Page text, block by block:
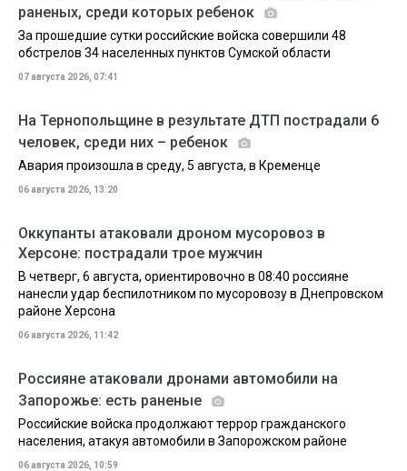
раненых, среди которых ребенок
За прошедшие сутки российские войска совершили 48
обстрелов 34 населенных пунктов Сумской области
07 августа 2026, 07:41
На Тернопольщине в результате ДТП пострадали 6
человек, среди них – ребенок
Авария произошла в среду, 5 августа, в Кременце
06 августа 2026, 13:20
Оккупанты атаковали дроном мусоровоз в
Херсоне: пострадали трое мужчин
В четверг, 6 августа, ориентировочно в 08:40 россияне
нанесли удар беспилотником по мусоровозу в Днепровском
районе Херсона
06 августа 2026, 11:42
Россияне атаковали дронами автомобили на
Запорожье: есть раненые
Российские войска продолжают террор гражданского
населения, атакуя автомобили в Запорожском районе
06 августа 2026, 10:59